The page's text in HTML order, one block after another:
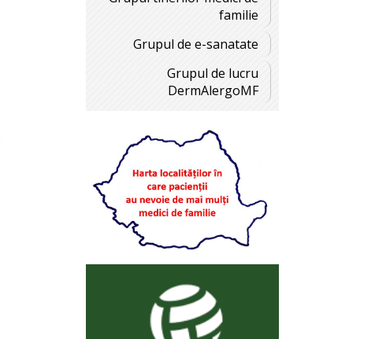
familie
Grupul de e-sanatate
Grupul de lucru
DermAlergoMF